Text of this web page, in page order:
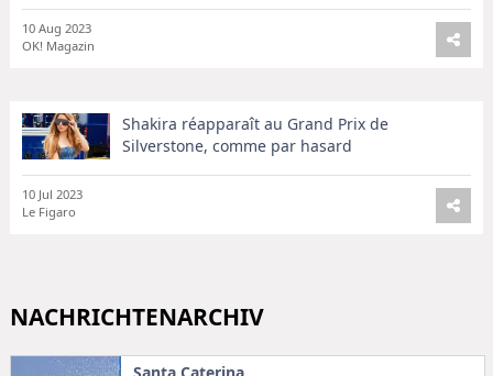
10 Aug 2023
OK! Magazin
Shakira réapparaît au Grand Prix de
Silverstone, comme par hasard
10 Jul 2023
Le Figaro
NACHRICHTENARCHIV